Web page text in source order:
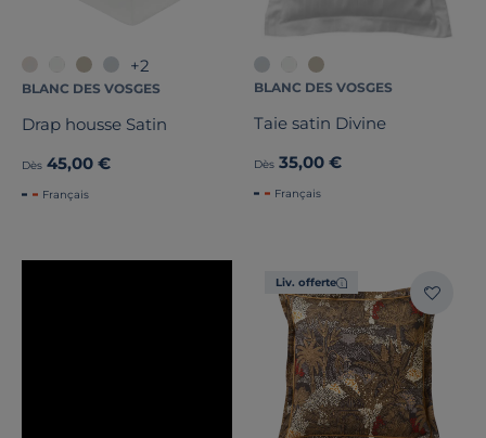
+2
BLANC DES VOSGES
Drap housse Satin
Dès 45,00 €
Français
BLANC DES VOSGES
Taie satin Divine
Dès 35,00 €
Français
Liv. offerte